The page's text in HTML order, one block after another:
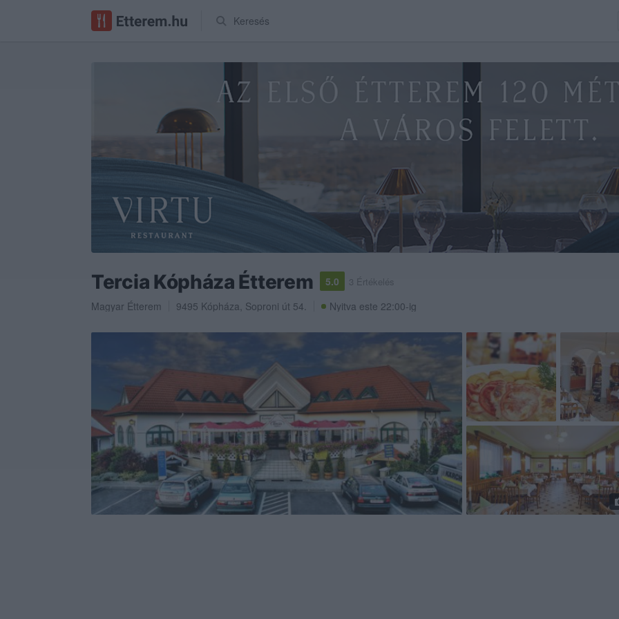
Keresés
Tercia Kópháza Étterem 5.0 3 Értékelés
Magyar Étterem 9495 Kópháza, Soproni út 54. Nyitva este 22:00-ig